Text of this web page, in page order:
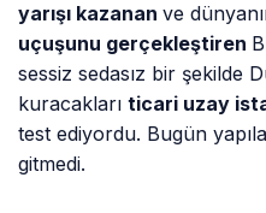
yarışı kazananve
uçuşunu gerçekleştiren
sessiz sedasız bir şekilde
kuracaklarıticari uzay
test ediyordu. Bugün
gitmedi.